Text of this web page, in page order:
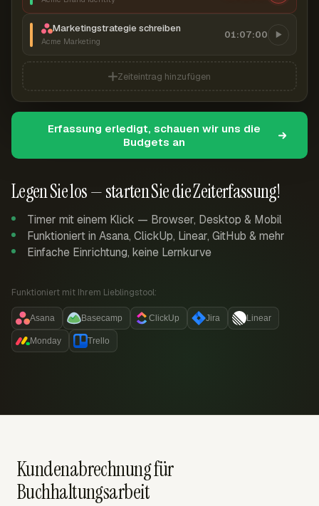
Legen Sie los — starten Sie die Zeiterfassung!
Timer mit einem Klick — Browser, Desktop & Mobil
Funktioniert in Asana, ClickUp, Linear, GitHub & mehr
Einfache Einrichtung, keine Lernkurve
Funktioniert mit Ihrem Lieblingstool:
Asana Basecamp ClickUp Jira Linear
Monday Trello
Marketingstrategie schreiben
Acme Marketing
01:07:00
Zeiteintrag hinzufügen
Erfassung erledigt, schauen wir uns die
Budgets an
Kundenabrechnung für
Buchhaltungsarbeit